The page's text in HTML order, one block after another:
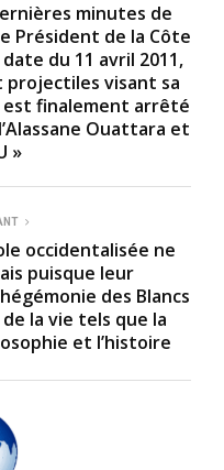
minutes de
Président de la Côte
du 11 avril 2011,
projectiles visant sa
est finalement arrêté
Ouattara et
»
occidentalisée ne
puisque leur
des Blancs
la vie tels que la
et l’histoire